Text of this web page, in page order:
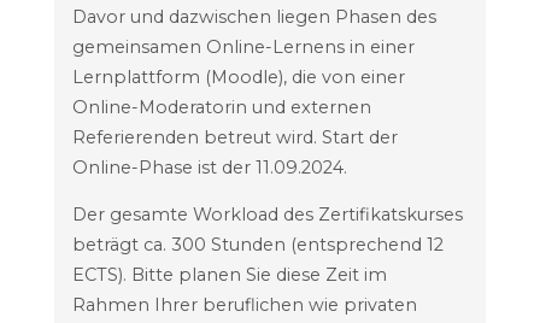
Davor und dazwischen liegen Phasen des
gemeinsamen Online-Lernens in einer
Lernplattform (Moodle), die von einer
Online-Moderatorin und externen
Referierenden betreut wird. Start der
Online-Phase ist der 11.09.2024.
Der gesamte Workload des Zertifikatskurses
beträgt ca. 300 Stunden (entsprechend 12
ECTS). Bitte planen Sie diese Zeit im
Rahmen Ihrer beruflichen wie privaten